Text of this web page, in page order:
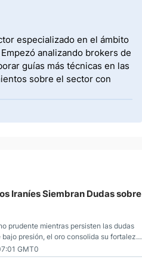
especializado en el ámbito
analizando brokers de
guías más técnicas en las
sobre el sector con
Iraníes Siembran Dudas sobre
prudente mientras persisten las dudas
presión, el oro consolida su fortaleza
económicas desde Estados
GMT0